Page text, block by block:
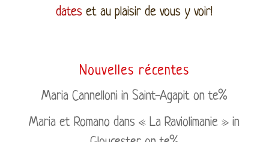
dates et au plaisir de vous y voir!
Nouvelles récentes
Maria Cannelloni in Saint-Agapit on te%
Maria et Romano dans « La Raviolimanie » in